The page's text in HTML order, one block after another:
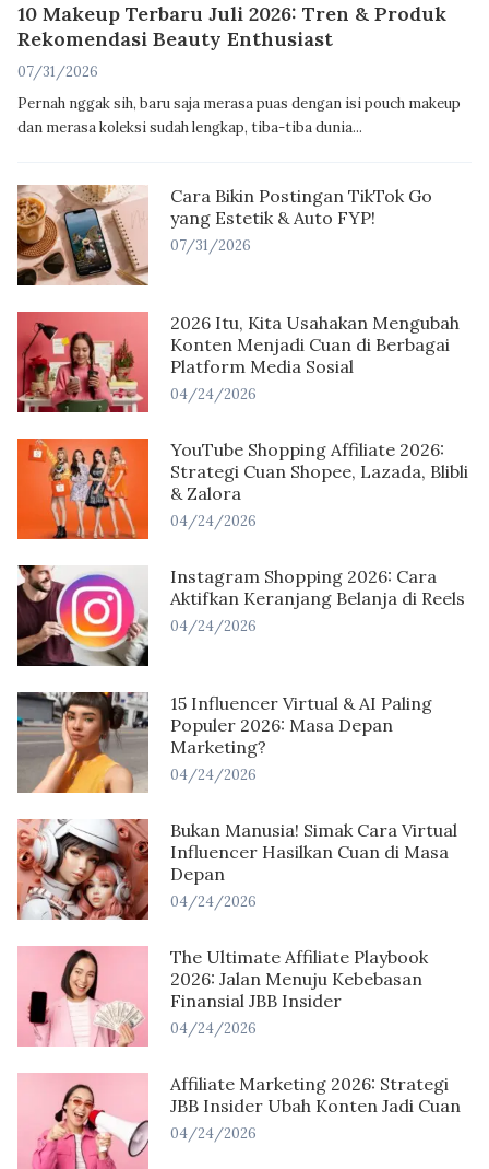
10 Makeup Terbaru Juli 2026: Tren & Produk
Rekomendasi Beauty Enthusiast
07/31/2026
Pernah nggak sih, baru saja merasa puas dengan isi pouch makeup
dan merasa koleksi sudah lengkap, tiba-tiba dunia...
Cara Bikin Postingan TikTok Go
yang Estetik & Auto FYP!
07/31/2026
2026 Itu, Kita Usahakan Mengubah
Konten Menjadi Cuan di Berbagai
Platform Media Sosial
04/24/2026
YouTube Shopping Affiliate 2026:
Strategi Cuan Shopee, Lazada, Blibli
& Zalora
04/24/2026
Instagram Shopping 2026: Cara
Aktifkan Keranjang Belanja di Reels
04/24/2026
15 Influencer Virtual & AI Paling
Populer 2026: Masa Depan
Marketing?
04/24/2026
Bukan Manusia! Simak Cara Virtual
Influencer Hasilkan Cuan di Masa
Depan
04/24/2026
The Ultimate Affiliate Playbook
2026: Jalan Menuju Kebebasan
Finansial JBB Insider
04/24/2026
Affiliate Marketing 2026: Strategi
JBB Insider Ubah Konten Jadi Cuan
04/24/2026